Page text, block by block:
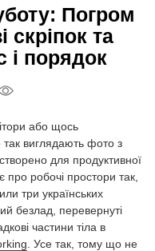
Погром
скріпок та
і порядок
або щось
виглядають фото з
створено для продуктивної
про робочі простори так,
три українських
безлад, перевернуті
частини тіла в
. Усе так, тому що не